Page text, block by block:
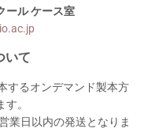
ール ケース室
いて
するオンデマンド製本方
。
業日以内の発送となりま